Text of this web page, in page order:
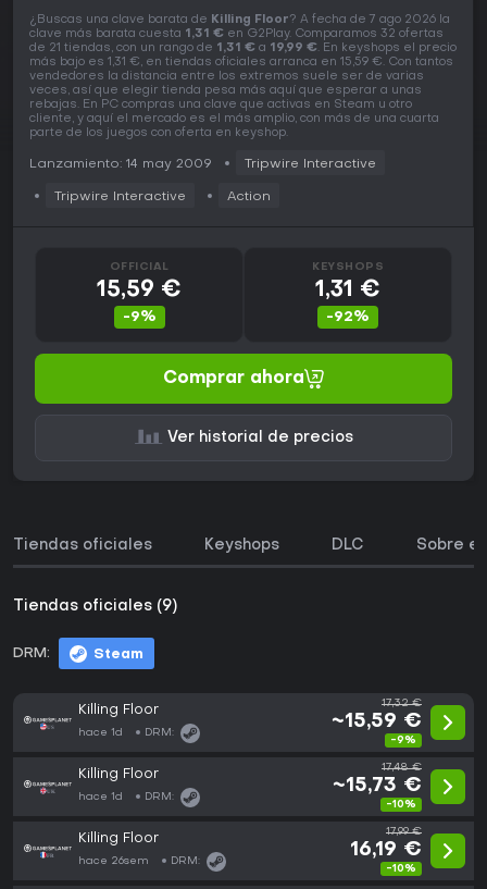
¿Buscas una clave barata de Killing Floor? A fecha de 7 ago 2026 la
clave más barata cuesta 1,31 € en G2Play. Comparamos 32 ofertas
de 21 tiendas, con un rango de 1,31 € a 19,99 €. En keyshops el precio
más bajo es 1,31 €, en tiendas oficiales arranca en 15,59 €. Con tantos
vendedores la distancia entre los extremos suele ser de varias
veces, así que elegir tienda pesa más aquí que esperar a unas
rebajas. En PC compras una clave que activas en Steam u otro
cliente, y aquí el mercado es el más amplio, con más de una cuarta
parte de los juegos con oferta en keyshop.
Lanzamiento: 14 may 2009 Tripwire Interactive
Tripwire Interactive Action
OFFICIAL
15,59 €
-9%
KEYSHOPS
1,31 €
-92%
Comprar ahora
Ver historial de precios
Tiendas oficiales Keyshops DLC Sobre
Tiendas oficiales (9)
DRM: Steam
Killing Floor
hace 1d DRM:
17,32 €
~15,59 €
-9%
Killing Floor
hace 1d DRM:
17,48 €
~15,73 €
-10%
Killing Floor
hace 26sem DRM:
17,99 €
16,19 €
-10%